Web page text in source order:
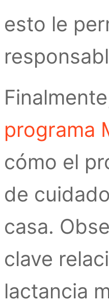
esto le
programa
cómo el
de
casa.
clave
lactancia